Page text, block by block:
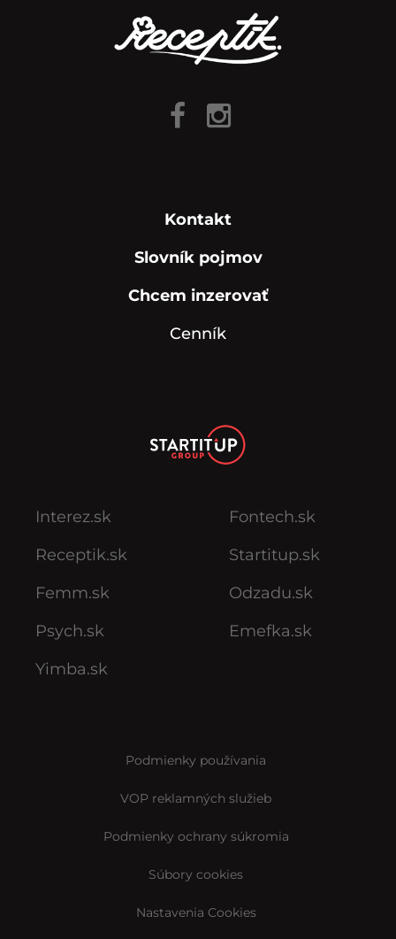
Kontakt
Slovník pojmov
Chcem inzerovať
Cenník
Interez.sk
Receptik.sk
Femm.sk
Psych.sk
Yimba.sk
Fontech.sk
Startitup.sk
Odzadu.sk
Emefka.sk
Podmienky používania
VOP reklamných služieb
Podmienky ochrany súkromia
Súbory cookies
Nastavenia Cookies